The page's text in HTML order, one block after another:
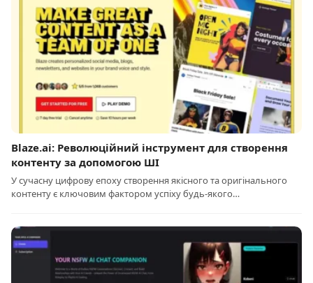
Blaze.ai: Революційний інструмент для створення
контенту за допомогою ШІ
У сучасну цифрову епоху створення якісного та оригінального
контенту є ключовим фактором успіху будь-якого…